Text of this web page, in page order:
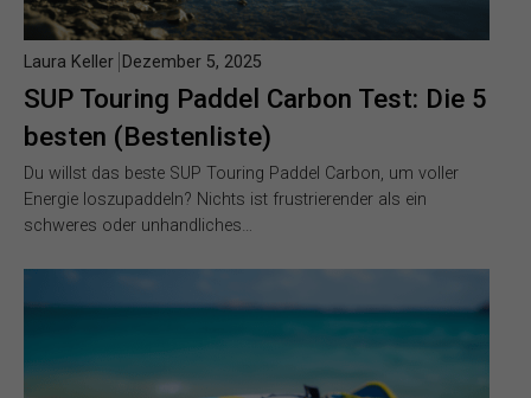
SUP Touring Paddel Carbon Test: Die 5
besten (Bestenliste)
Laura Keller Dezember 5, 2025
Du willst das beste SUP Touring Paddel Carbon, um voller
Energie loszupaddeln? Nichts ist frustrierender als ein
schweres oder unhandliches…